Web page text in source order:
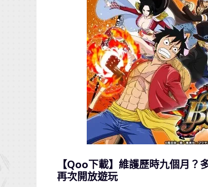
【Qoo下載】維護歷時九個月
再次開放遊玩